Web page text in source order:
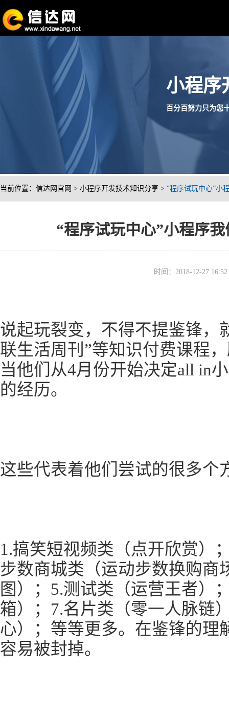
小程序
百分百努力只为您
当前位置： 信达网官网 > 小程序开发技术知识分享 > “程序试玩中心”小
“程序试玩中心”小程序
时间：2018-12-27
说起玩裂变，不得不提鉴锋，
联生活周刊”等知识付费课程
当他们从4月份开始决定all in
的经历。
这些代表着他们尝试的很多个
1.搞笑短视频类（点开欣赏）
步数商城类（运动步数换购商
图）；5.测试类（运营王者）
箱）；7.名片类（零一人脉链
心）；等等更多。在鉴锋的理
容易被封掉。